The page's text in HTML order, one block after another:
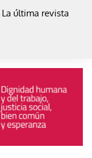
La última revista